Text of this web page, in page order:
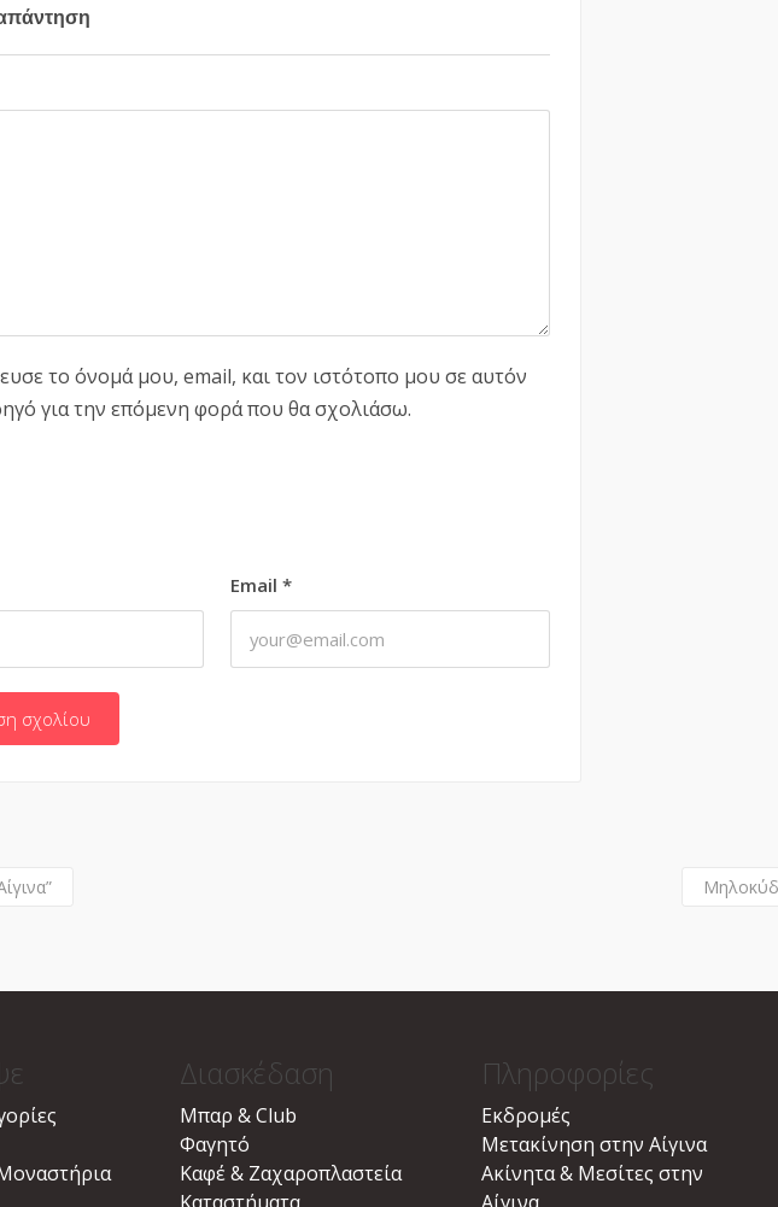
Email*
το όνομά μου, email, και τον ιστότοπο μου σε αυτόν
για την επόμενη φορά που θα σχολιάσω.
Διασκέδαση
Μπαρ & Club
Φαγητό
Καφέ & Ζαχαροπλαστεία
Πληροφορίες
Εκδρομές
Μετακίνηση στην Αίγινα
Ακίνητα & Μεσίτες στην